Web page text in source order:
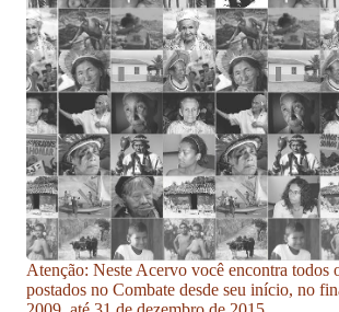
Atenção: Neste Acervo você encontra todos
postados no Combate desde seu início, no